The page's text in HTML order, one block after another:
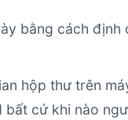
bằng cách định
hộp thư trên
cứ khi nào